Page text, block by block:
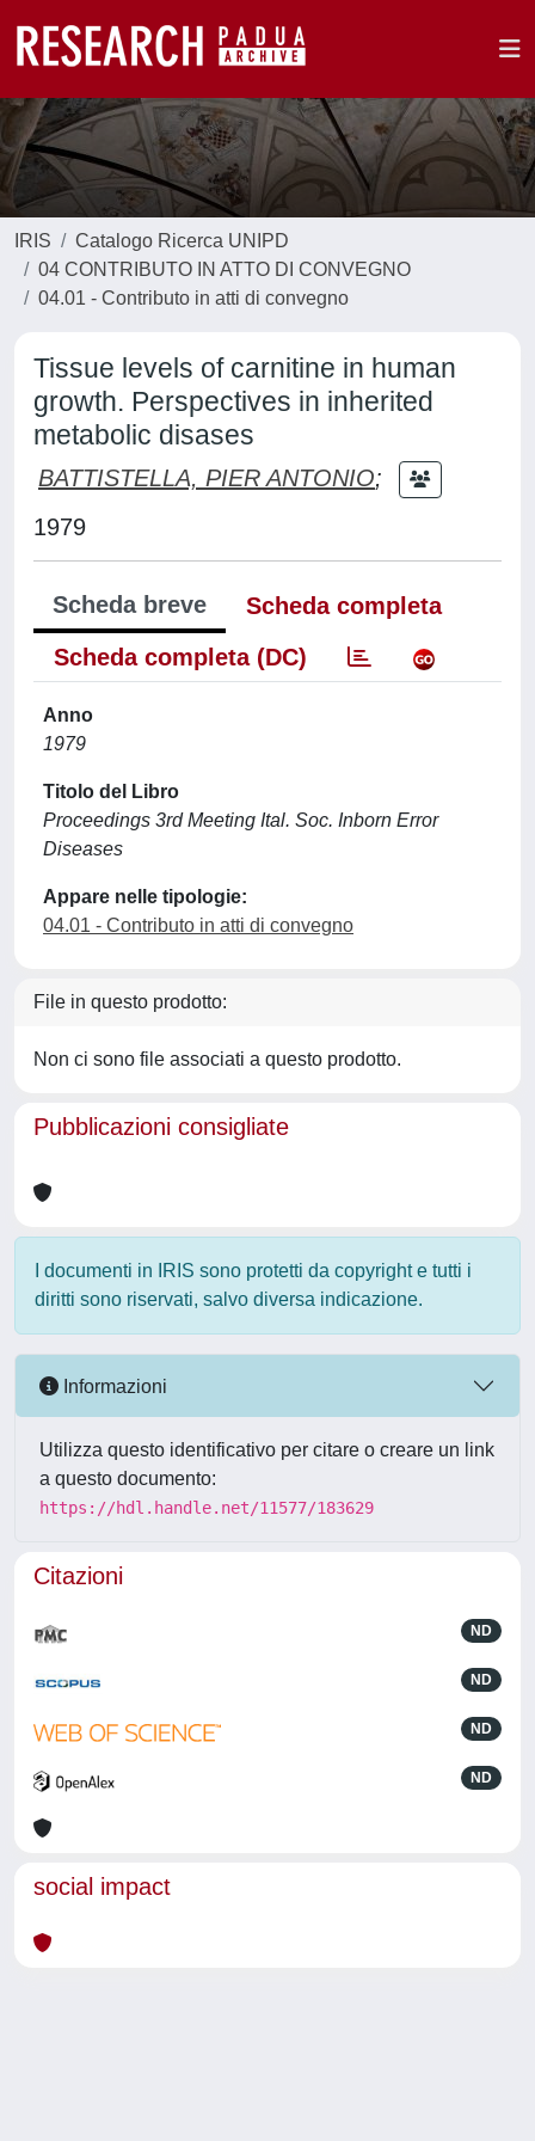
IRIS
Catalogo Ricerca UNIPD
04 CONTRIBUTO IN ATTO DI CONVEGNO
04.01 - Contributo in atti di convegno
Tissue levels of carnitine in human
growth. Perspectives in inherited
metabolic disases
BATTISTELLA, PIER ANTONIO;
1979
Scheda breve
Scheda completa
Scheda completa (DC)
Anno
1979
Titolo del Libro
Proceedings 3rd Meeting Ital. Soc. Inborn Error
Diseases
Appare nelle tipologie:
04.01 - Contributo in atti di convegno
File in questo prodotto:
Non ci sono file associati a questo prodotto.
Pubblicazioni consigliate
I documenti in IRIS sono protetti da copyright e tutti i
diritti sono riservati, salvo diversa indicazione.
Informazioni
Utilizza questo identificativo per citare o creare un link
a questo documento:
https://hdl.handle.net/11577/183629
Citazioni
ND
ND
ND
ND
social impact